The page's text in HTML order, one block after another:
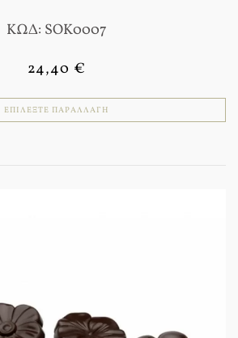
ΚΩΔ: SOK0007
24,40 €
ΕΠΙΛΈΞΤΕ ΠΑΡΑΛΛΑΓΉ